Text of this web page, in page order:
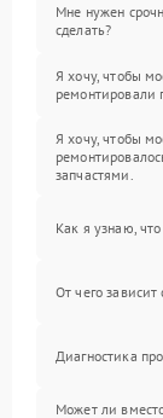
Мне нужен
сделать?
Я хочу, чтобы
ремонтировали
Я хочу, чтобы
запчастями.
Как я узнаю,
От чего
Диагностика
Может ли